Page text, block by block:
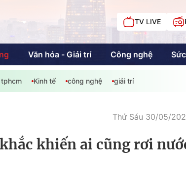
TV LIVE
Văn hóa - Giải trí Công nghệ
Giáo dục Kinh tế
Kinh tế công nghệ giải trí
Thứ Sáu 30/05/
khiến ai cũng rơi